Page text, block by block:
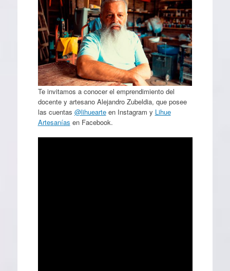
Te invitamos a conocer el emprendimiento del
docente y artesano Alejandro Zubeldia, que posee
las cuentas @lihuearteen Instagram y Lihue
Artesanías en Facebook.